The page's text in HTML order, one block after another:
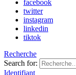
facebook
twitter
instagram
linkedin
tiktok
Recherche
Search for:
Identifiant